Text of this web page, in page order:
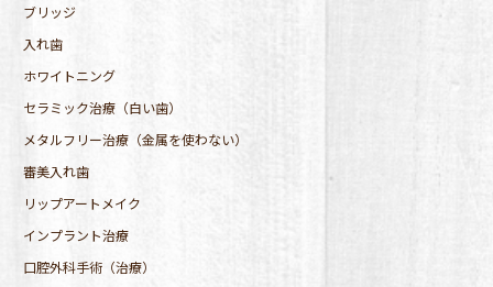
ブリッジ
入れ歯
ホワイトニング
セラミック治療（白い歯）
メタルフリー治療（金属を使わない）
審美入れ歯
リップアートメイク
インプラント治療
口腔外科手術（治療）